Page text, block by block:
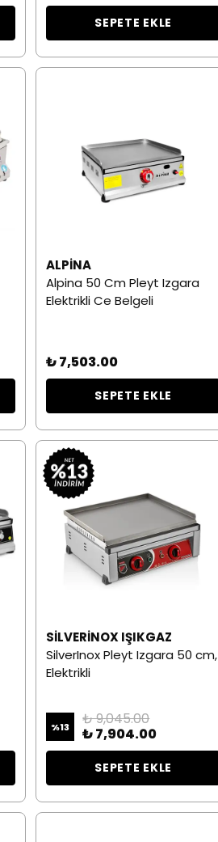
SEPETE EKLE
ALPINA
Alpina 50 Cm Pleyt Izgara
Elektrikli Ce Belgeli
₺ 7,503.00
SEPETE EKLE
SILVERINOX IŞIKGAZ
SilverInox Pleyt Izgara 50 cm,
Elektrikli
%13
₺ 9,045.00
₺ 7,904.00
SEPETE EKLE